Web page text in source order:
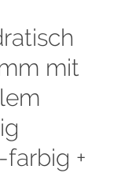
mit
+